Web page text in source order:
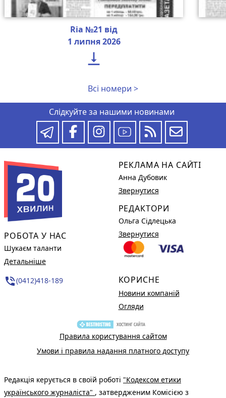
Ria №21 від
1 липня 2026

Всі номери >
Слідкуйте за нашими новинами
РОБОТА У НАС
Шукаєм таланти
Детальніше
phone_in_talk(0412)418-189
РЕКЛАМА НА САЙТІ
Анна Дубовик
Звернутися
РЕДАКТОРИ
Ольга Сідлецька
Звернутися
КОРИСНЕ
Новини компаній
Огляди
Правила користування сайтом
Умови і правила надання платного доступу
Редакція керується в своїй роботі "Кодексом етики
українського журналіста" , затвердженим Комісією з